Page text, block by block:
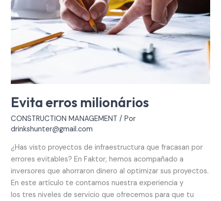
Evita erros milionários
CONSTRUCTION MANAGEMENT / Por
drinkshunter@gmail.com
¿Has visto proyectos de infraestructura que fracasan por
errores evitables? En Faktor, hemos acompañado a
inversores que ahorraron dinero al optimizar sus proyectos.
En este artículo te contamos nuestra experiencia y
los tres niveles de servicio que ofrecemos para que tu